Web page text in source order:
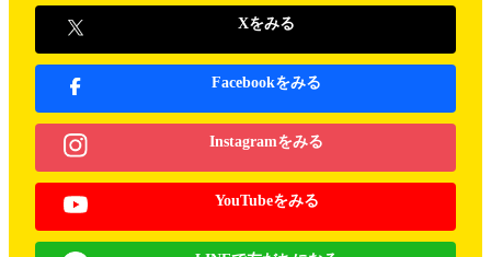
Xをみる
Facebookをみる
Instagramをみる
YouTubeをみる